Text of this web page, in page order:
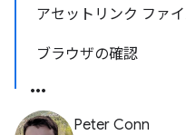
アセットリンク ファ
ブラウザの確認
Peter Conn